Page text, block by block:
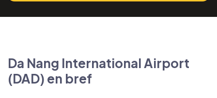
Da Nang International Airport
(DAD) en bref